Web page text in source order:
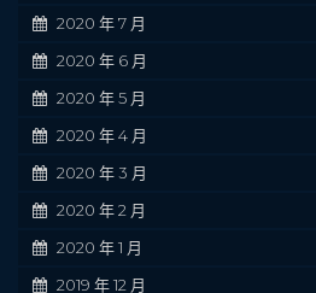
2020 年 7 月
2020 年 6 月
2020 年 5 月
2020 年 4 月
2020 年 3 月
2020 年 2 月
2020 年 1 月
2019 年 12 月